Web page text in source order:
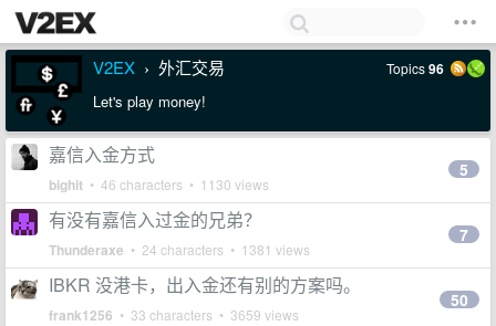
V2EX › 外汇交易 Topics96
Let's play money!
嘉信入金方式
bighit • 46 characters • 1130 views
5
有没有嘉信入过金的兄弟？
Thunderaxe • 24 characters • 1381 views
7
IBKR 没港卡，出入金还有别的方案吗。
frank1256 • 33 characters • 3659 views
50